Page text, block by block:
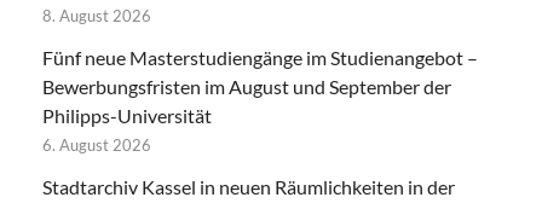
8. August 2026
Fünf neue Masterstudiengänge im Studienangebot –
Bewerbungsfristen im August und September der
Philipps-Universität
6. August 2026
Stadtarchiv Kassel in neuen Räumlichkeiten in der